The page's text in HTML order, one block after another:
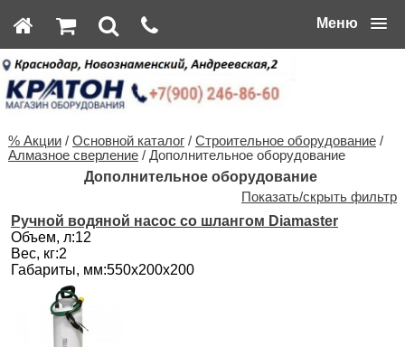
Меню
% Акции/ Основной каталог/ Строительное оборудование/
Алмазное сверление/ Дополнительное оборудование
Дополнительное оборудование
Показать/скрыть фильтр
Ручной водяной насос со шлангом Diamaster
Объем, л:12
Вес, кг:2
Габариты, мм:550х200х200